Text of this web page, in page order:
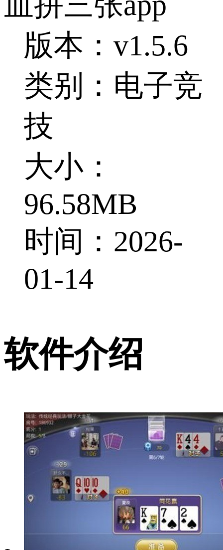
版本：v1.5.6
类别：电子竞
技
大小：
96.58MB
时间：2026-
01-14
软件介绍